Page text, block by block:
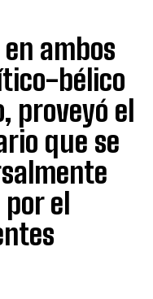
ambos
bélico
proveyó el
que se
el